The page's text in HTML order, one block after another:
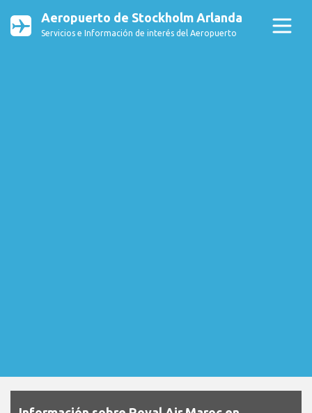
Aeropuerto de Stockholm Arlanda
Servicios e Información de interés del Aeropuerto